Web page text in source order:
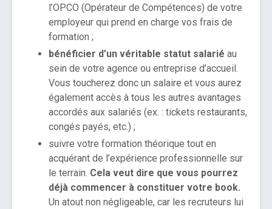
l’OPCO (Opérateur de Compétences) de votre
employeur qui prend en charge vos frais de
formation ;
bénéficier d’un véritable statut salarié au
sein de votre agence ou entreprise d’accueil.
Vous toucherez donc un salaire et vous aurez
également accès à tous les autres avantages
accordés aux salariés (ex. : tickets restaurants,
congés payés, etc.) ;
suivre votre formation théorique tout en
acquérant de l’expérience professionnelle sur
le terrain. Cela veut dire que vous pourrez
déjà commencer à constituer votre book.
Un atout non négligeable, car les recruteurs lui